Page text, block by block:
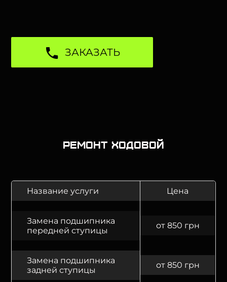
ЗАКАЗАТЬ
Ремонт ходовой
Название услуги Цена
Замена подшипника
передней ступицы
от 850 грн
Замена подшипника
задней ступицы
от 850 грн